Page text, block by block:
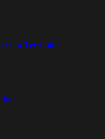
Un Territoire